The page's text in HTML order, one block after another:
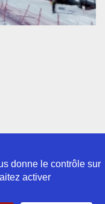
donne le contrôle sur
activer